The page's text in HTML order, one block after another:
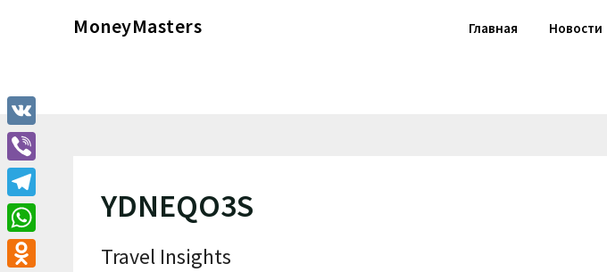
MoneyMasters Главная Новости
YDNEQO3S
Travel Insights
VK
Viber
Telegram
WhatsApp